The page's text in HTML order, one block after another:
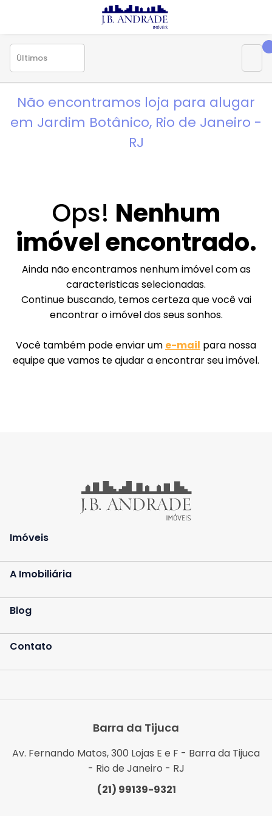
Comprar
Alugar
Avalie seu Imóvel
Venda seu Imóvel
Administração de condomínios
Quem Somos
Fale conosco
Contato
Fale Conosco
Trabalhe Conosco
Falar com especialista
(21) 3139-9700
Não encontramos loja para alugar
em Jardim Botânico, Rio de Janeiro -
RJ
Ops! Nenhum
imóvel encontrado.
Ainda não encontramos nenhum imóvel com as
caracteristicas selecionadas.
Continue buscando, temos certeza que você vai
encontrar o imóvel dos seus sonhos.
Você também pode enviar um e-mail para nossa
equipe que vamos te ajudar a encontrar seu imóvel.
Imóveis
A Imobiliária
Blog
Contato
Barra da Tijuca
Av. Fernando Matos, 300 Lojas E e F - Barra da Tijuca
- Rio de Janeiro - RJ
(21) 99139-9321